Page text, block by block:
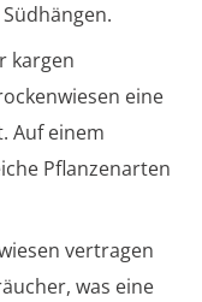
kargen
eine
Auf einem
Pflanzenarten
vertragen
was eine